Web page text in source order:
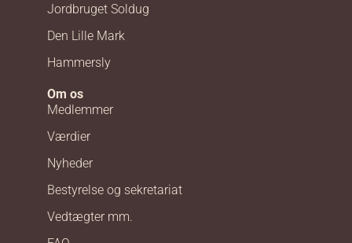
Jordbruget Soldug
Den Lille Mark
Hammersly
Om os
Medlemmer
Værdier
Nyheder
Bestyrelse og sekretariat
Vedtægter mm.